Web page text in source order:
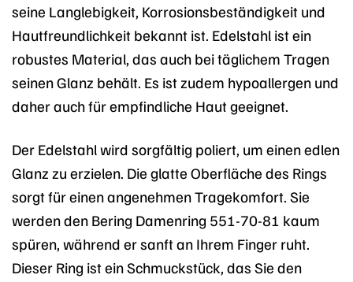
seine Langlebigkeit, Korrosionsbeständigkeit und
Hautfreundlichkeit bekannt ist. Edelstahl ist ein
robustes Material, das auch bei täglichem Tragen
seinen Glanz behält. Es ist zudem hypoallergen und
daher auch für empfindliche Haut geeignet.
Der Edelstahl wird sorgfältig poliert, um einen edlen
Glanz zu erzielen. Die glatte Oberfläche des Rings
sorgt für einen angenehmen Tragekomfort. Sie
werden den Bering Damenring 551-70-81 kaum
spüren, während er sanft an Ihrem Finger ruht.
Dieser Ring ist ein Schmuckstück, das Sie den